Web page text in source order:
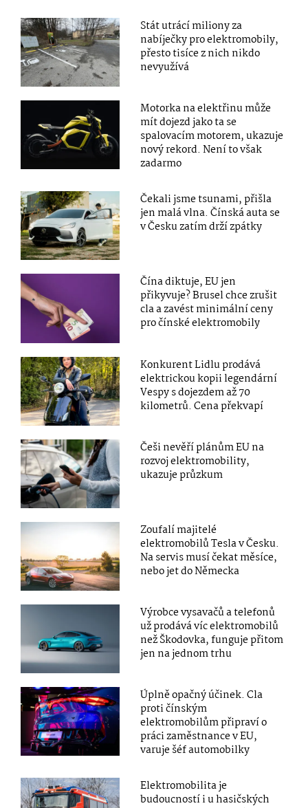
Stát utrácí miliony za
nabíječky pro elektromobily,
přesto tisíce z nich nikdo
nevyužívá
Motorka na elektřinu může
mít dojezd jako ta se
spalovacím motorem, ukazuje
nový rekord. Není to však
zadarmo
Čekali jsme tsunami, přišla
jen malá vlna. Čínská auta se
v Česku zatím drží zpátky
Čína diktuje, EU jen
přikyvuje? Brusel chce zrušit
cla a zavést minimální ceny
pro čínské elektromobily
Konkurent Lidlu prodává
elektrickou kopii legendární
Vespy s dojezdem až 70
kilometrů. Cena překvapí
Češi nevěří plánům EU na
rozvoj elektromobility,
ukazuje průzkum
Zoufalí majitelé
elektromobilů Tesla v Česku.
Na servis musí čekat měsíce,
nebo jet do Německa
Výrobce vysavačů a telefonů
už prodává víc elektromobilů
než Škodovka, funguje přitom
jen na jednom trhu
Úplně opačný účinek. Cla
proti čínským
elektromobilům připraví o
práci zaměstnance v EU,
varuje šéf automobilky
Elektromobilita je
budoucností i u hasičských